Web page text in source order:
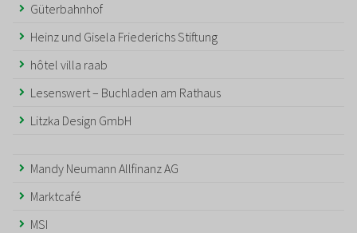
Güterbahnhof
Heinz und Gisela Friederichs Stiftung
hôtel villa raab
Lesenswert – Buchladen am Rathaus
Litzka Design GmbH
Mandy Neumann Allfinanz AG
Marktcafé
MSI